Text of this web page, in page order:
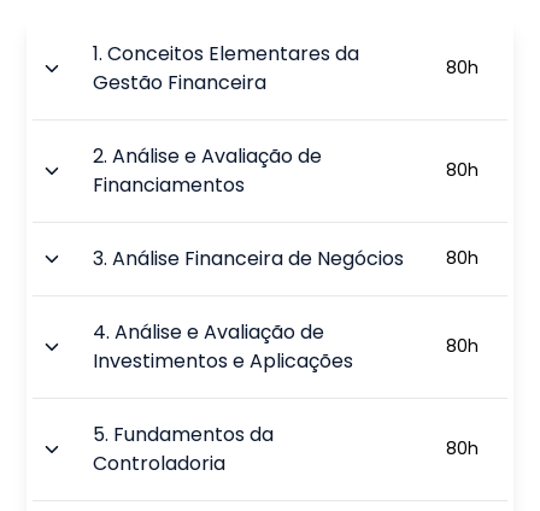
1.Conceitos Elementares da
Gestão Financeira
80h
2.Análise e Avaliação de
Financiamentos
80h
3.Análise Financeira de Negócios 80h
4.Análise e Avaliação de
Investimentos e Aplicações
80h
5. Fundamentos da
Controladoria
80h